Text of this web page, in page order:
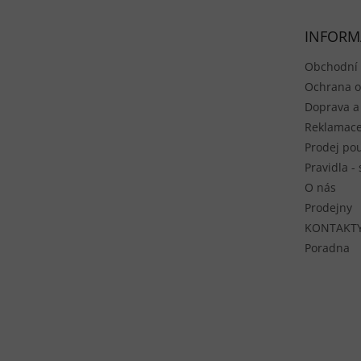
Ochrana
Doprava
Prodej
Pravidla -
O nás
Prodejny
Poradna